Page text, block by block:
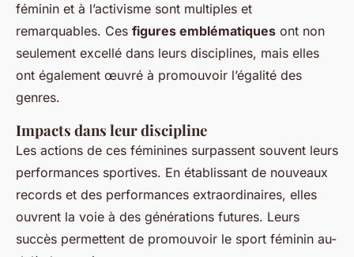
féminin et à l’activisme sont multiples et
remarquables. Ces figures emblématiques ont non
seulement excellé dans leurs disciplines, mais elles
ont également œuvré à promouvoir l’égalité des
genres.
Impacts dans leur discipline
Les actions de ces féminines surpassent souvent leurs
performances sportives. En établissant de nouveaux
records et des performances extraordinaires, elles
ouvrent la voie à des générations futures. Leurs
succès permettent de promouvoir le sport féminin au-